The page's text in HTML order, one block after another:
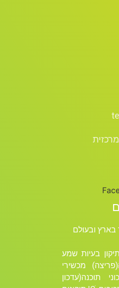
מרכזית
ובעולם
בעיות שמע
מכשירי
תוכנה(עדכון